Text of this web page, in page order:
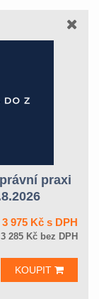
praxi
3 975 Kč s DPH
3 285 Kč bez DPH
KOUPIT